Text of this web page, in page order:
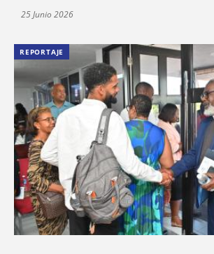
25 Junio 2026
REPORTAJE